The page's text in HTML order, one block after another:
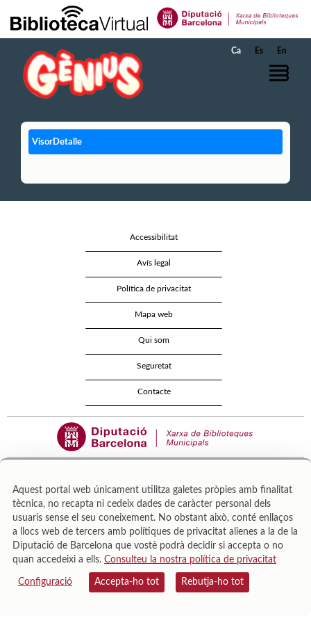
Salta al contingut principal
Ca Es En
VisorDetalle
Accessibilitat
Avís legal
Política de privacitat
Mapa web
Qui som
Seguretat
Contacte
Área de Cultura – Gerència de Serveis de Biblioteques. Zamora, 73. 08018 Barcelona. Tel:
943 022 222.
© Il·lustracions: Txesco Montalt · Esther Pradell · Agustín Comotto · David Maynar · Pam
López · Vanesa Rovira
Aquest portal web únicament utilitza galetes pròpies amb finalitat
tècnica, no recapta ni cedeix dades de caràcter personal dels
usuaris sense el seu coneixement. No obstant això, conté enllaços
a llocs web de tercers amb polítiques de privacitat alienes a la de la
Diputació de Barcelona que vostè podrà decidir si accepta o no
quan accedeixi a ells. Consulteu la nostra política de privacitat
Configuració Accepta-ho tot Rebutja-ho tot